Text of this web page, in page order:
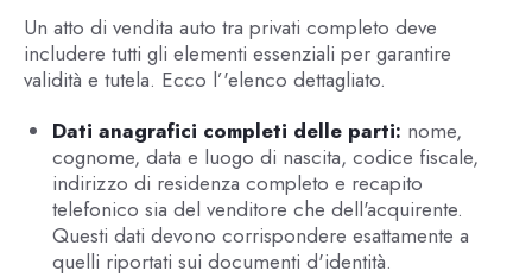
Un atto di vendita auto tra privati completo deve
includere tutti gli elementi essenziali per garantire
validità e tutela. Ecco l’'elenco dettagliato.
Dati anagrafici completi delle parti: nome,
cognome, data e luogo di nascita, codice fiscale,
indirizzo di residenza completo e recapito
telefonico sia del venditore che dell'acquirente.
Questi dati devono corrispondere esattamente a
quelli riportati sui documenti d'identità.